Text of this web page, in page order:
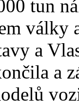
tun
války
a
a